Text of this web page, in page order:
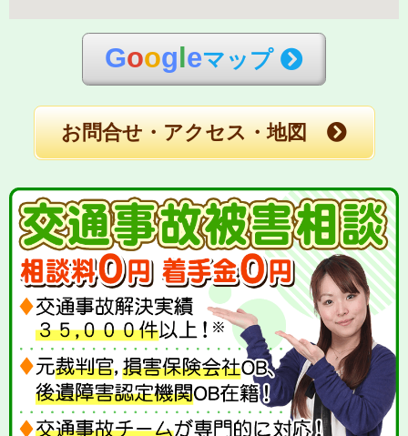
Goog eマップ
お問合せ・アクセス・地図